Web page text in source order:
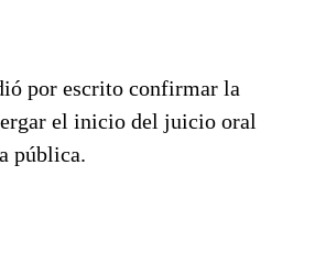
por escrito confirmar la
el inicio del juicio oral
pública.